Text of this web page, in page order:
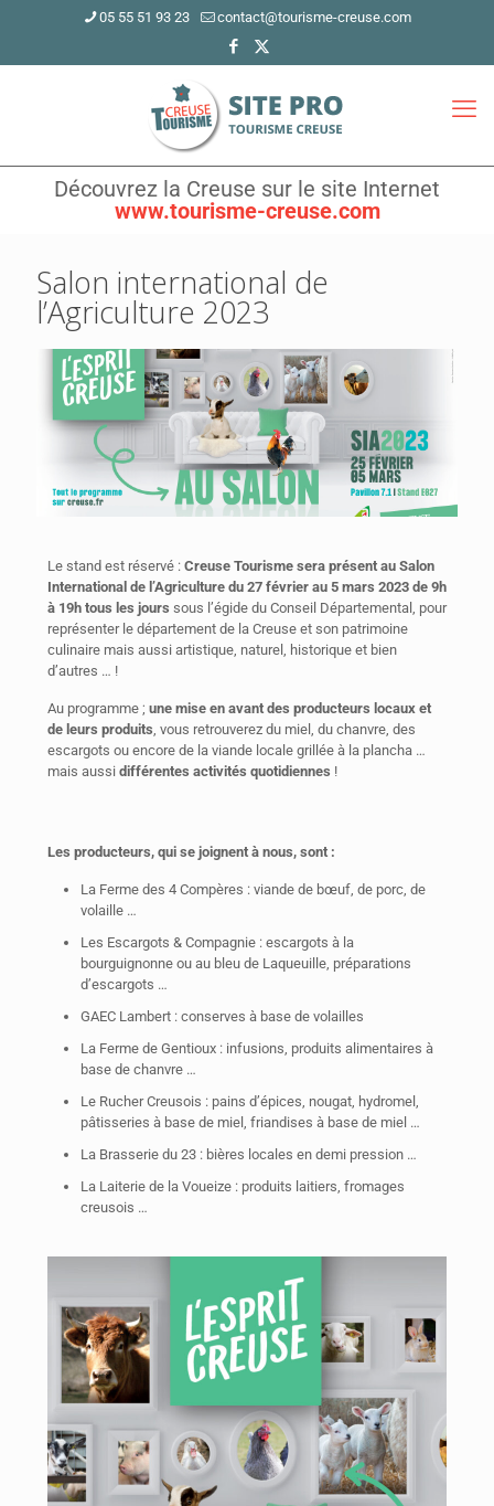
05 55 51 93 23 contact@tourisme-creuse.com
Découvrez la Creuse sur le site Internet
www.tourisme-creuse.com
Salon international de
l’Agriculture 2023
Le stand est réservé : Creuse Tourisme sera présent au Salon
International de l’Agriculture du 27 février au 5 mars 2023 de 9h
à 19h tous les jours sous l’égide du Conseil Départemental, pour
représenter le département de la Creuse et son patrimoine
culinaire mais aussi artistique, naturel, historique et bien
d’autres … !
Au programme ; une mise en avant des producteurs locaux et
de leurs produits, vous retrouverez du miel, du chanvre, des
escargots ou encore de la viande locale grillée à la plancha …
mais aussi différentes activités quotidiennes !
Les producteurs, qui se joignent à nous, sont :
La Ferme des 4 Compères : viande de bœuf, de porc, de
volaille …
Les Escargots & Compagnie : escargots à la
bourguignonne ou au bleu de Laqueuille, préparations
d’escargots …
GAEC Lambert : conserves à base de volailles
La Ferme de Gentioux : infusions, produits alimentaires à
base de chanvre …
Le Rucher Creusois : pains d’épices, nougat, hydromel,
pâtisseries à base de miel, friandises à base de miel …
La Brasserie du 23 : bières locales en demi pression …
La Laiterie de la Voueize : produits laitiers, fromages
creusois …